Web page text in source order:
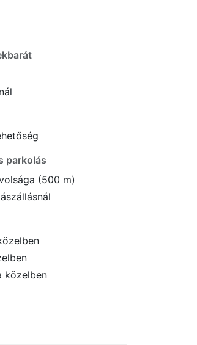
parkolás
(500 m)
közelben